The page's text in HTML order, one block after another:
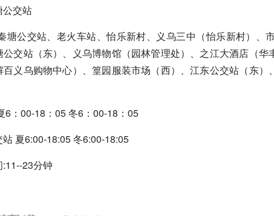
公交站
塘公交站、老火车站、怡乐新村、义乌三中（怡乐新村）、
公交站（东）、义乌博物馆（园林管理处）、之江大酒店（
百义乌购物中心）、篁园服装市场（西）、江东公交站（东
6：00-18：05 冬6：00-18：05
夏6:00-18:05 冬6:00-18:05
23分钟